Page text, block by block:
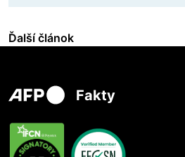
Ďalší článok
Fakty